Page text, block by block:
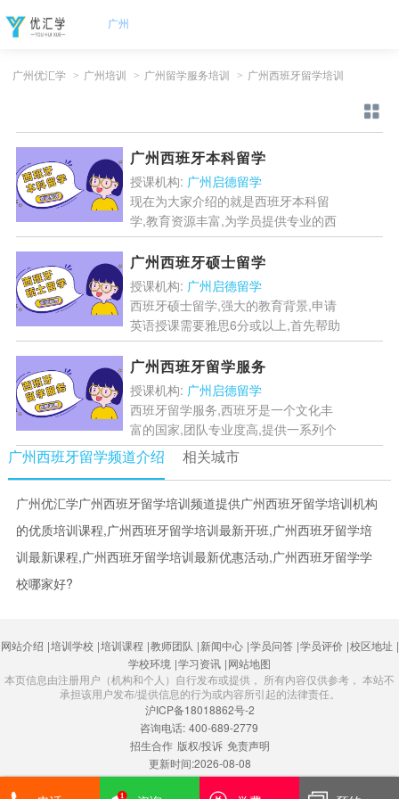
广州
广州优汇学 > 广州培训 > 广州留学服务培训 > 广州西班牙留学培训
广州西班牙本科留学
授课机构: 广州启德留学
现在为大家介绍的就是西班牙本科留
学,教育资源丰富,为学员提供专业的西
班牙本科申请时间规划,西班牙实行“宽
进严出”的教学理念,让学生受到更好的
教育....[详情]
广州西班牙硕士留学
授课机构: 广州启德留学
西班牙硕士留学,强大的教育背景,申请
英语授课需要雅思6分或以上,首先帮助
学生初步了解院校及选读专业的申请要
求,以下就是西班牙硕士留学知识点....
[详情]
广州西班牙留学服务
授课机构: 广州启德留学
西班牙留学服务,西班牙是一个文化丰
富的国家,团队专业度高,提供一系列个
性化服务,有专属的西班牙项目顾问为
学生做出精细指导.来帮助学生规划留
广州西班牙留学频道介绍 相关城市
广州优汇学广州西班牙留学培训频道提供广州西班牙留学培训机构
的优质培训课程,广州西班牙留学培训最新开班,广州西班牙留学培
训最新课程,广州西班牙留学培训最新优惠活动,广州西班牙留学学
校哪家好?
网站介绍 |培训学校 |培训课程 |教师团队 |新闻中心 |学员问答 |学员评价 |校区地址 |
学校环境 |学习资讯 |网站地图
本页信息由注册用户（机构和个人）自行发布或提供， 所有内容仅供参考， 本站不
承担该用户发布/提供信息的行为或内容所引起的法律责任。
沪ICP备18018862号-2
咨询电话: 400-689-2779
招生合作 版权/投诉 免责声明
更新时间:2026-08-08